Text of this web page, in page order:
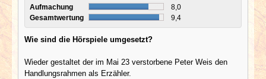
Aufmachung
8,0
Gesamtwertung
9,4
Wie sind die Hörspiele umgesetzt?
Wieder gestaltet der im Mai 23 verstorbene Peter Weis den
Handlungsrahmen als Erzähler.